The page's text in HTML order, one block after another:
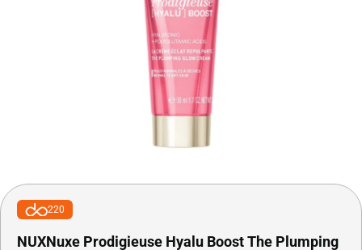
220
NUXNuxe Prodigieuse Hyalu Boost The Plumping